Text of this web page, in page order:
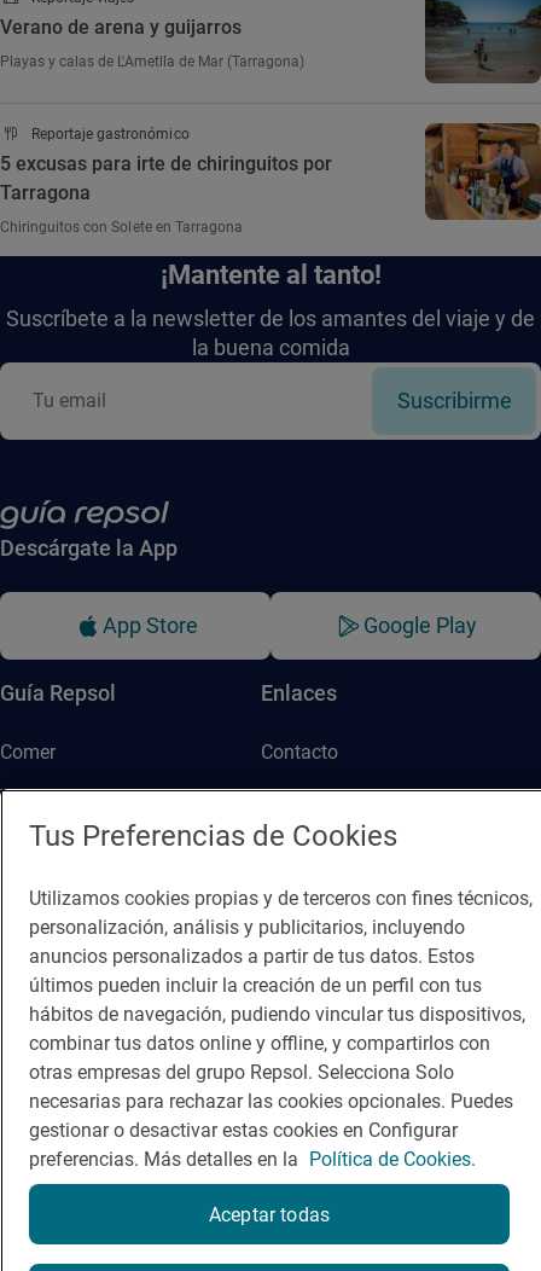
Verano de arena y guijarros
Playas y calas de L'Ametlla de Mar (Tarragona)
Reportaje gastronómico
5 excusas para irte de chiringuitos por
Tarragona
Chiringuitos con Solete en Tarragona
¡Mantente al tanto!
Suscríbete a la newsletter de los amantes del viaje y de
la buena comida
Suscribirme
Descárgate la App
App Store Google Play
Guía Repsol
Comer
Viajar
Dormir
Enlaces
Contacto
Sala de prensa
Canal de ética
Política de privacidad Política de cookies Nota legal
Condiciones del servicio
© Repsol S.A. 2000- 2026
Tus Preferencias de Cookies
Utilizamos cookies propias y de terceros con fines técnicos,
personalización, análisis y publicitarios, incluyendo
anuncios personalizados a partir de tus datos. Estos
últimos pueden incluir la creación de un perfil con tus
hábitos de navegación, pudiendo vincular tus dispositivos,
combinar tus datos online y offline, y compartirlos con
otras empresas del grupo Repsol. Selecciona Solo
necesarias para rechazar las cookies opcionales. Puedes
gestionar o desactivar estas cookies en Configurar
preferencias. Más detalles en la Política de Cookies.
Aceptar todas